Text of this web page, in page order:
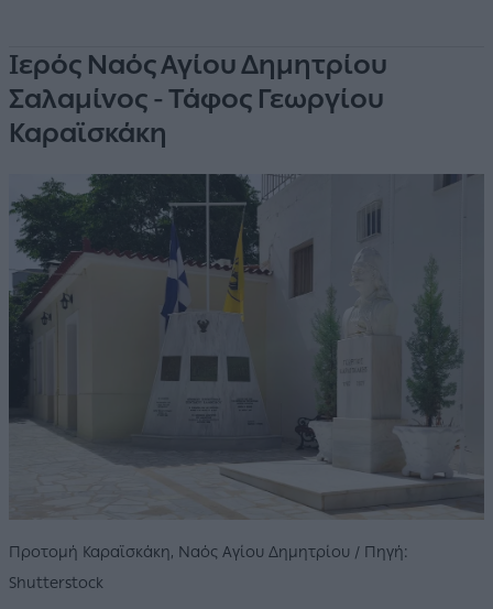
Ιερός Ναός Αγίου Δημητρίου
Σαλαμίνος - Τάφος Γεωργίου
Καραϊσκάκη
Προτομή Καραϊσκάκη, Ναός Αγίου Δημητρίου / Πηγή:
Shutterstock